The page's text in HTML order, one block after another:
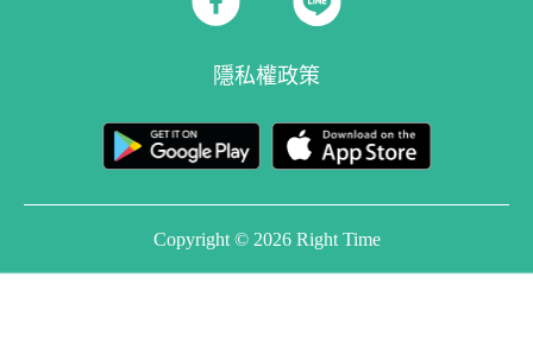
隱私權政策
Copyright © 2026 Right Time